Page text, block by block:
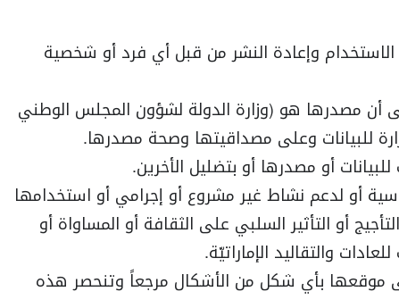
الاستخدام وإعادة النشر من قبل أي فرد أو شخصية
أن مصدرها هو (وزارة الدولة لشؤون المجلس الوطني
للبيانات وعلى مصداقيتها وصحة مصدرها.
أو مصدرها أو بتضليل الأخرين.
أو لدعم نشاط غير مشروع أو إجرامي أو استخدامها
أو التأثير السلبي على الثقافة أو المساواة أو
والتقاليد الإماراتيّة.
موقعها بأي شكل من الأشكال مرجعاً وتنحصر هذه